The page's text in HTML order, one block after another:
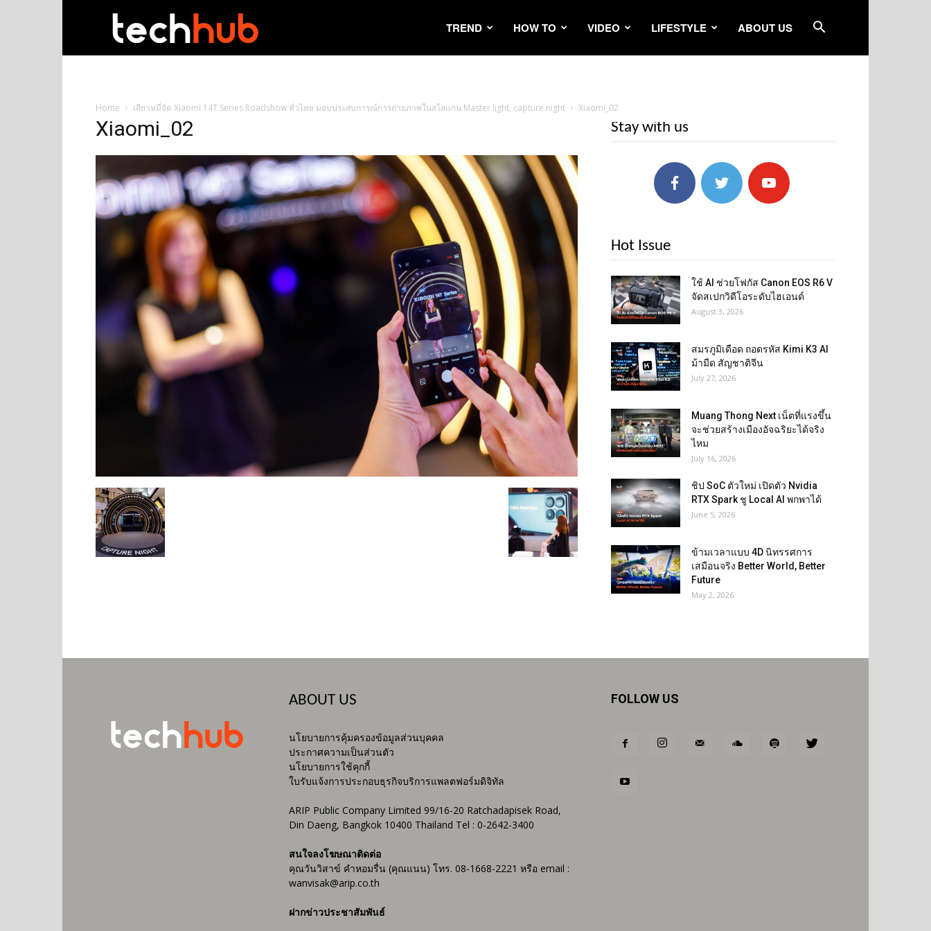
TREND HOW TO VIDEO LIFESTYLE ABOUT US
Home เสียวหมี่จัด Xiaomi 14T Series Roadshow ทั่วไทย มอบประสบการณ์การถ่ายภาพในสโลแกน Master light, capture night Xiaomi_02
Xiaomi_02 Stay with us
Hot Issue
ใช้ AI ช่วยโฟกัส Canon EOS R6 V
จัดสเปกวิดีโอระดับไฮเอนด์
August 3, 2026
สมรภูมิเดือด ถอดรหัส Kimi K3 AI
ม้ามืด สัญชาติจีน
July 27, 2026
Muang Thong Next เน็ตที่แรงขึ้น
จะช่วยสร้างเมืองอัจฉริยะได้จริง
ไหม
July 16, 2026
ชิป SoC ตัวใหม่ เปิดตัว Nvidia
RTX Spark ชู Local AI พกพาได้
June 5, 2026
ข้ามเวลาแบบ 4D นิทรรศการ
เสมือนจริง Better World, Better
Future
May 2, 2026
ABOUT US
นโยบายการคุ้มครองข้อมูลส่วนบุคคล
ประกาศความเป็นส่วนตัว
นโยบายการใช้คุกกี้
ใบรับแจ้งการประกอบธุรกิจบริการแพลตฟอร์มดิจิทัล
ARIP Public Company Limited 99/16-20 Ratchadapisek Road,
Din Daeng, Bangkok 10400 Thailand Tel : 0-2642-3400
สนใจลงโฆษณาติดต่อ
คุณวันวิสาข์ คำหอมรื่น (คุณแนน) โทร. 08-1668-2221 หรือ email :
wanvisak@arip.co.th
ฝากข่าวประชาสัมพันธ์
FOLLOW US